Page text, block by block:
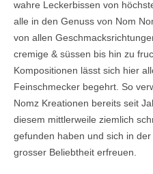
wahre Leckerbissen von
alle in den Genuss von Nom
von allen
cremige & süssen bis hin zu
Kompositionen lässt sich hier
Feinschmecker begehrt. So
Nomz Kreationen bereits seit
diesem mittlerweile ziemlich
gefunden haben und sich in
grosser Beliebtheit erfreuen.